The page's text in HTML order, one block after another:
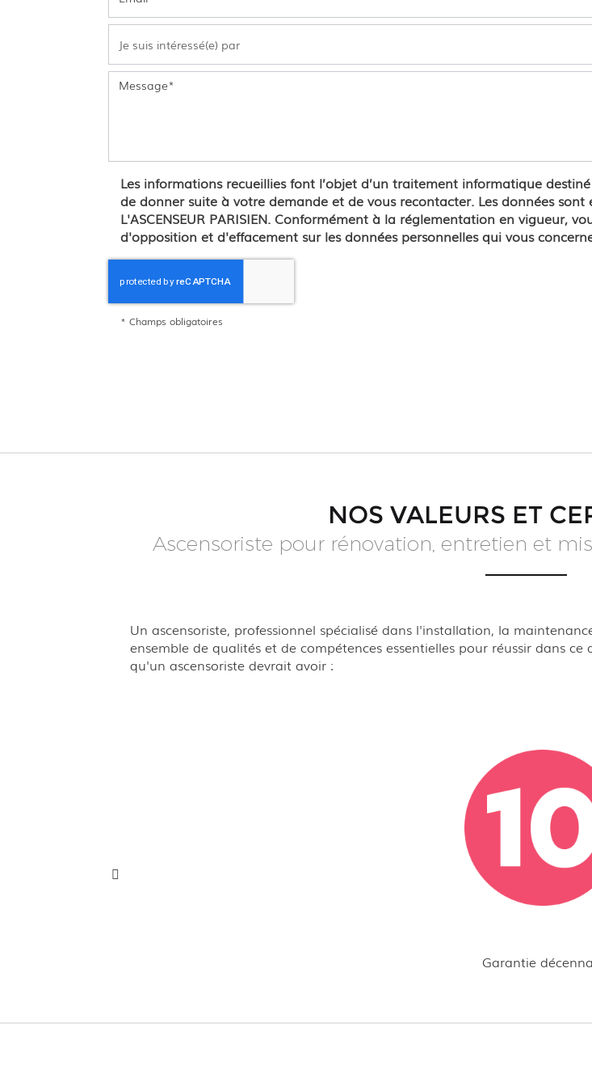
Les informations recueillies font l’objet d’un traitement informatique
de donner suite à votre demande et de vous recontacter. Les données
L'ASCENSEUR PARISIEN. Conformément à la réglementation en vigueur,
d'opposition et d'effacement sur les données personnelles qui vous
*Champs obligatoires
NOS VALEURS ET
Ascensoriste pour rénovation, entretien et
Un ascensoriste, professionnel spécialisé dans l'installation, la
ensemble de qualités et de compétences essentielles pour réussir dans
qu'un ascensoriste devrait avoir :
Garantie